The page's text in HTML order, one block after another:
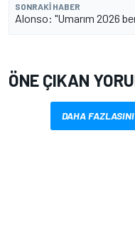
SONRAKI HABER
Alonso: "Umarım 2026
ÖNE ÇIKAN
DAHA